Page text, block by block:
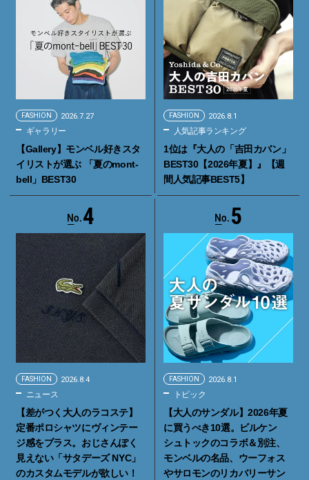
FASHION 2026.7.27
ギャラリー
【Gallery】モンベル好きスタ
イリストが選ぶ 「夏のmont-
bell」BEST30
FASHION 2026.8.1
人気記事ランキング
1位は『大人の「吉田カバン」
BEST30【2026年夏】』【週
間人気記事BEST5】
4
FASHION 2026.8.4
ニュース
【差がつく大人のラコステ】
定番ポロシャツにヴィンテー
ジ感をプラス。おじさんぽく
見えない「サタデーズ NYC」
のカスタムモデルが欲しい！
5
FASHION 2026.8.1
トピック
【大人のサンダル】2026年夏
に買うべき10選。ビルケン
シュトックのコラボ＆別注、
モンベルの名品、ウーフォス
やサロモンのリカバリーサン